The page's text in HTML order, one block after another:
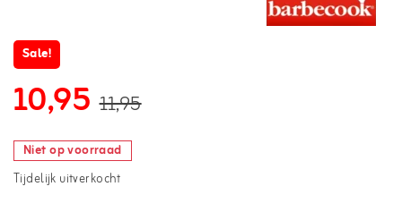
Sale!
10,95 11,95
Niet op voorraad
Tijdelijk uitverkocht